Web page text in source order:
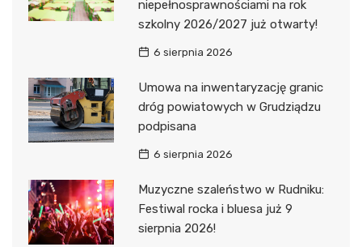
niepełnosprawnościami na rok
szkolny 2026/2027 już otwarty!
6 sierpnia 2026
Umowa na inwentaryzację granic
dróg powiatowych w Grudziądzu
podpisana
6 sierpnia 2026
Muzyczne szaleństwo w Rudniku:
Festiwal rocka i bluesa już 9
sierpnia 2026!